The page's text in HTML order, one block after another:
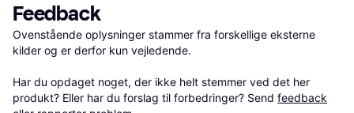
Feedback
Ovenstående oplysninger stammer fra forskellige eksterne
kilder og er derfor kun vejledende.
Har du opdaget noget, der ikke helt stemmer ved det her
produkt? Eller har du forslag til forbedringer? Send feedback